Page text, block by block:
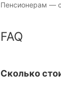
Пенсионерам —
FAQ
Сколько